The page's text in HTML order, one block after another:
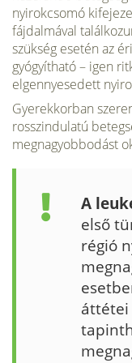
nyirokcsomó
fájdalmával
szükség esetén az
gyógyítható – igen
elgennyesedett
Gyerekkorban
rossz­indulatú
megnagyob­bodást
A
első
régió
áttétei